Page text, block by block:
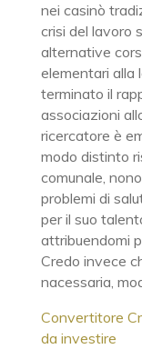
nei casinò
crisi del lavoro
alternative
elementari alla
terminato il
associazioni
ricercatore è
modo distinto
comunale,
problemi di
per il suo
attribuendomi
Credo invece
nacessaria,
Convertitore
da investire